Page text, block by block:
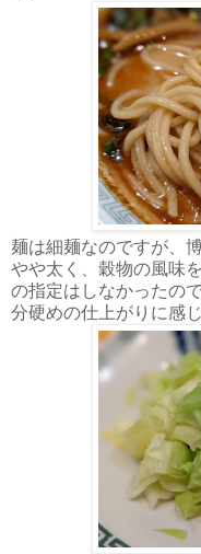
麺は細麺なのですが、
やや太く、穀物の風味
の指定はしなかったの
分硬めの仕上がりに感じ